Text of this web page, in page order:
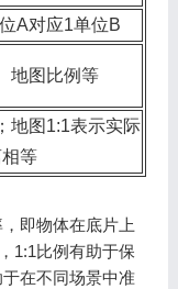
A对应1单位B
地图比例等
地图1:1表示实际
等
即物体在底片上
1:1比例有助于保
在不同场景中准